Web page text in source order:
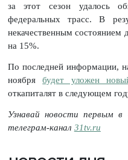
за этот сезон удалось
федеральных трасс. В
некачественным состоянием
на 15%.
По последней информации,
ноябрябудет уложен
откапиталят в следующем
Узнавай новости первым
телеграм-канал 31tv.ru